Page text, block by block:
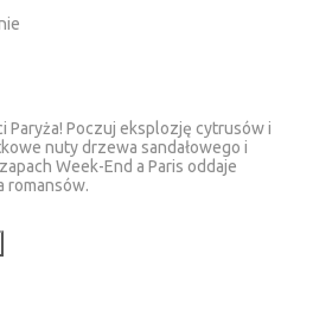
Paryża! Poczuj eksplozję cytrusów i
nuty drzewa sandałowego i
Week-End a Paris oddaje
romansów.